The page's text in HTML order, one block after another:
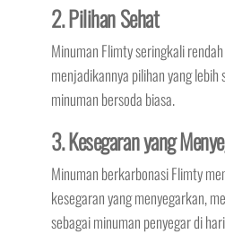
2. Pilihan Sehat
Minuman Flimty seringkali
menjadikannya pilihan yang lebih
minuman bersoda biasa.
3. Kesegaran yang
Minuman berkarbonasi Flimty
kesegaran yang menyegarkan,
sebagai minuman penyegar di